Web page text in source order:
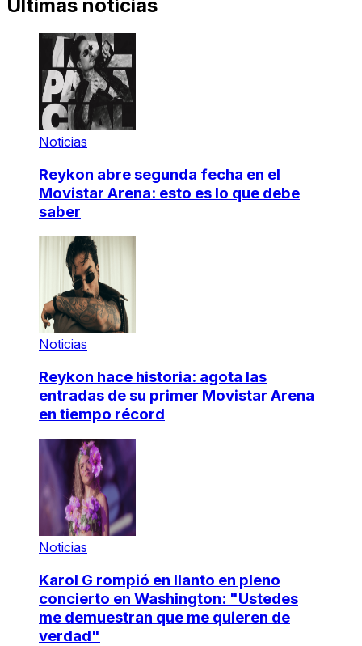
Últimas noticias
Noticias
Reykon abre segunda fecha en el
Movistar Arena: esto es lo que debe
saber
Noticias
Reykon hace historia: agota las
entradas de su primer Movistar Arena
en tiempo récord
Noticias
Karol G rompió en llanto en pleno
concierto en Washington: "Ustedes
me demuestran que me quieren de
verdad"